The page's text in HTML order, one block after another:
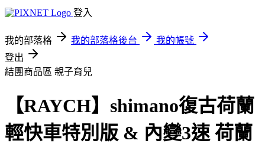
登入
我的部落格 我的部落格後台
我的帳號
登出
結團商品區 親子育兒
【RAYCH】shimano復古荷蘭
輕快車特別版 & 內變3速 荷蘭